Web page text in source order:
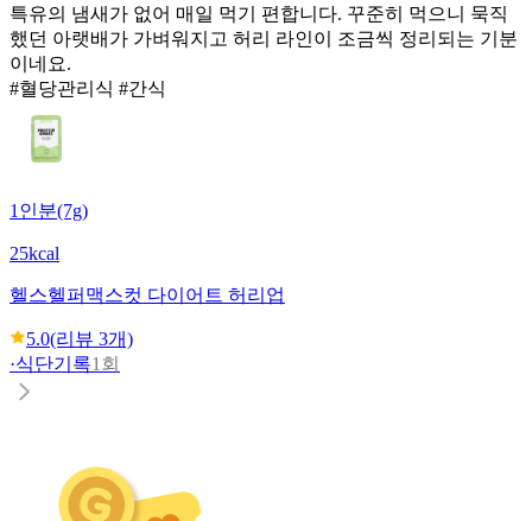
특유의 냄새가 없어 매일 먹기 편합니다. 꾸준히 먹으니 묵직
했던 아랫배가 가벼워지고 허리 라인이 조금씩 정리되는 기분
이네요.
#혈당관리식 #간식
1인분(7g)
25kcal
헬스헬퍼 맥스컷 다이어트 허리업
5.0(리뷰 3개)
·식단기록1회